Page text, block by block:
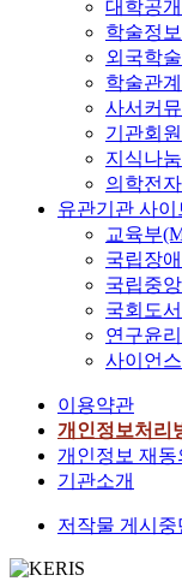
대학공
학술정
외국학
학술관
사서커뮤
기관회원
지식나
의학전
유관기관 사이
교육부
국립장
국립중
국회도
연구윤
사이언
이용약관
개인정보처리
개인정보 재동
기관소개
저작물 게시중